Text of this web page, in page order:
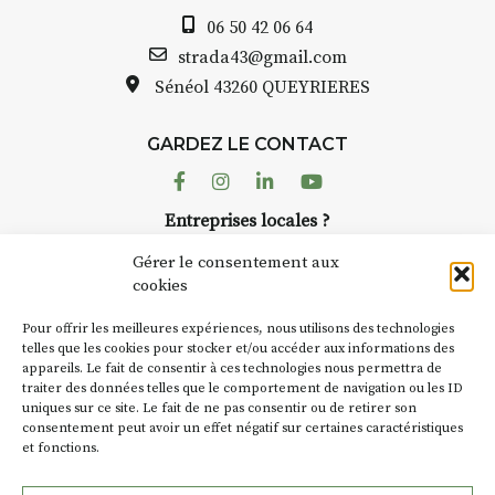
Gérer le consentement aux
cookies
Pour offrir les meilleures expériences, nous utilisons des technologies
telles que les cookies pour stocker et/ou accéder aux informations des
appareils. Le fait de consentir à ces technologies nous permettra de
traiter des données telles que le comportement de navigation ou les ID
uniques sur ce site. Le fait de ne pas consentir ou de retirer son
consentement peut avoir un effet négatif sur certaines caractéristiques
et fonctions.
Auzon…
Bernard TURLE Le Fumoir n’est
pas une galerie permanente.
AuzonToujours organise
dans le village. Des artistes et
caves, les granges d’Auzon. Le
Fumoir est l’un de ces espaces
d’autres activités culturelles de
la Petite Cité de Caractère. Par
exemple, l’installationCochon
Charbons’inscrit comme en
« off » du festival d’Auzon 2026
06 50 42 06 64
strada43@gmail.com
Sénéol 43260 QUEYRIERES
GARDEZ LE CONTACT
FacebookInstagram
LinkedinYoutube
Entreprises locales ?
Suivez toute l'actu de Strada